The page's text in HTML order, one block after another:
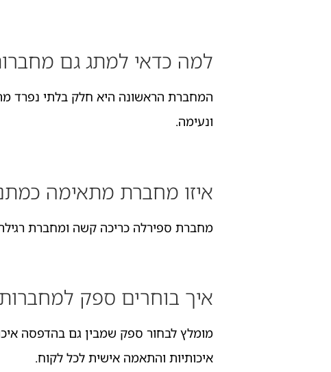
למה כדאי למתג גם
המחברת הראשונה היא חלק בלתי נפרד
ונעימה.
איזו מחברת מתאימה
מחברת ספירלה כריכה קשה ומחברת
איך בוחרים ספק
מומלץ לבחור ספק שמבין גם בהדפסה
איכותיות והתאמה אישית לכל לקוח.